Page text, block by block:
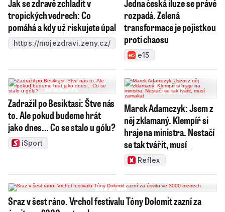
Jak se zdravě zchladit v
tropických vedrech: Co
pomáhá a kdy už riskujete úpal
https://mojezdravi.zeny.cz/
Jedna česká iluze se právě
rozpadá. Zelená
transformace je pojistkou
proti chaosu
e15
Zadražil po Besiktasi: Štve nás
to. Ale pokud budeme hrát
jako dnes... Co se stalo u gólu?
iSport
Marek Adamczyk: Jsem z
něj zklamaný. Klempíř si
hraje na ministra. Nestačí
se tak tvářit, musí
zamakat
Reflex
Sraz v šest ráno. Vrchol festivalu Tóny Dolomit zazní za